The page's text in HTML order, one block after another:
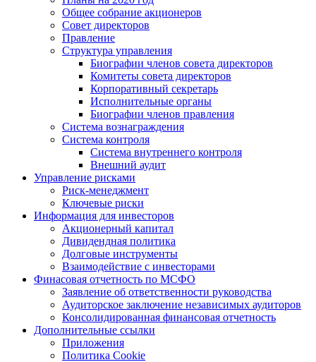
Общее собрание акционеров
Совет директоров
Правление
Структура управления
Биографии членов совета директоров
Комитеты совета директоров
Корпоративный секретарь
Исполнительные органы
Биографии членов правления
Система вознаграждения
Система контроля
Система внутреннего контроля
Внешний аудит
Управление рисками
Риск-менеджмент
Ключевые риски
Информация для инвесторов
Акционерный капитал
Дивидендная политика
Долговые инструменты
Взаимодействие с инвеcторами
Финасовая отчетность по МСФО
Заявление об ответственности руководства
Аудиторское заключение независимых аудиторов
Консолидированная финансовая отчетность
Дополнительные ссылки
Приложения
Политика Cookie